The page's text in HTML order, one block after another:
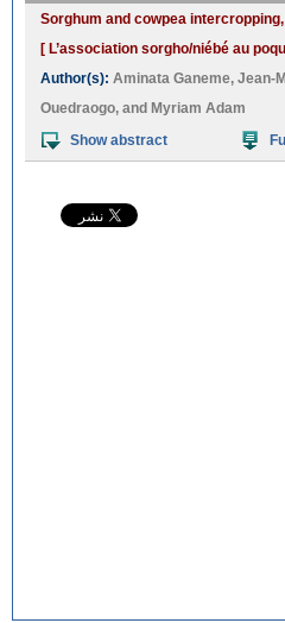
Sorghum and cowpea
[ L’association sorgho/niébé au
Author(s): Aminata Ganeme, Jean-
Ouedraogo, and Myriam Adam
Show abstract